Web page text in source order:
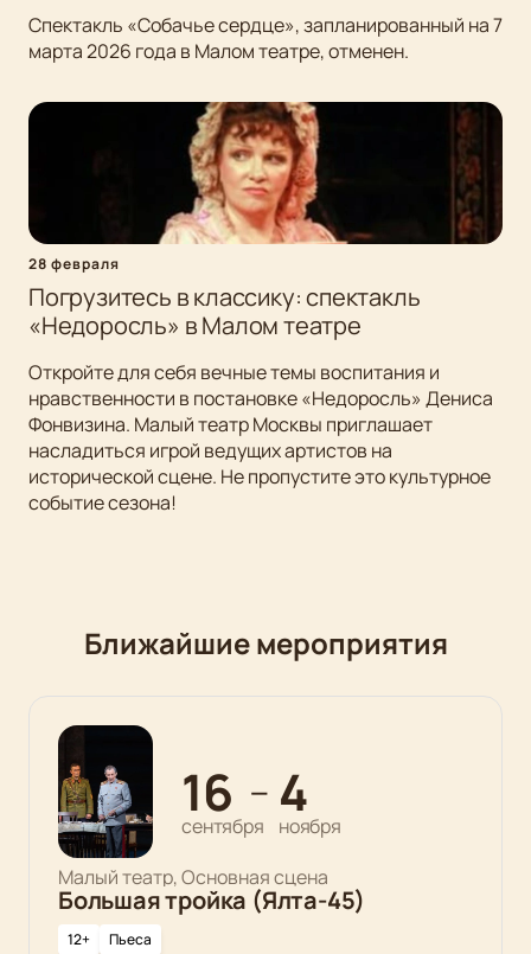
Спектакль «Собачье сердце», запланированный на 7
марта 2026 года в Малом театре, отменен.
28 февраля
Погрузитесь в классику: спектакль
«Недоросль» в Малом театре
Откройте для себя вечные темы воспитания и
нравственности в постановке «Недоросль» Дениса
Фонвизина. Малый театр Москвы приглашает
насладиться игрой ведущих артистов на
исторической сцене. Не пропустите это культурное
событие сезона!
Ближайшие мероприятия
16
сентября
— 4
ноября
Малый театр, Основная сцена
Большая тройка (Ялта-45)
12+ Пьеса